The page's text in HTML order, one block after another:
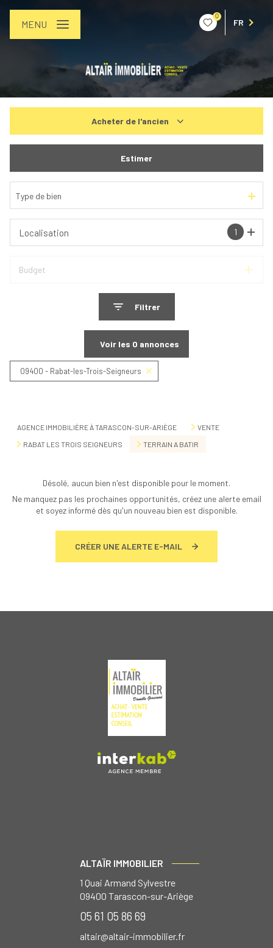
0
FR
MENU
Acheter de l'ancien
Estimer
Type de bien
1
Localisation
Budget
Filtrer
Voir les 0 annonces
09400 - Rabat-les-Trois-Seigneurs
AGENCE IMMOBILIÈRE À TARASCON-SUR-ARIÈGE
VENTE
RABAT LES TROIS SEIGNEURS
TERRAIN A BATIR
Désolé, aucun bien n'est disponible pour le moment.
Ne manquez pas les prochaines opportunités, créez une alerte email
et soyez informé dès qu'un nouveau bien est disponible.
CRÉER UNE ALERTE E-MAIL
ALTAÏR IMMOBILIER
1 Quai Armand Sylvestre
09400 Tarascon-sur-Ariège
05 61 05 86 69
altair@altair-immobilier.fr